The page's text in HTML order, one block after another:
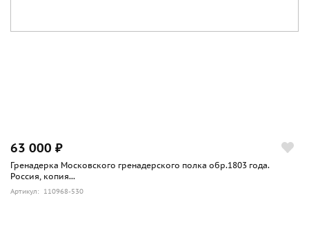
63 000 ₽
Гренадерка Московского гренадерского полка обр.1803 года.
Россия, копия...
Артикул: 110968-530